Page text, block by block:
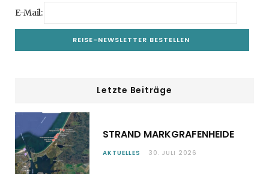
E-Mail:
Letzte Beiträge
STRAND MARKGRAFENHEIDE
AKTUELLES 30. JULI 2026